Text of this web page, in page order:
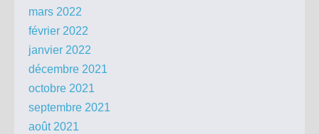
mars 2022
février 2022
janvier 2022
décembre 2021
octobre 2021
septembre 2021
août 2021